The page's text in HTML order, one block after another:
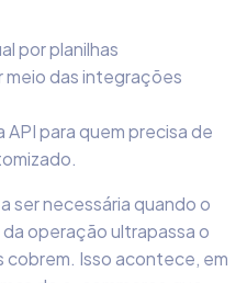
por planilhas
das integrações
para quem precisa de
ser necessária quando o
operação ultrapassa o
Isso acontece, em